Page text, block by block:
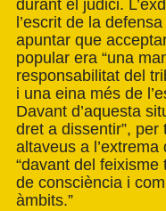
durant el judici.
l’escrit de la
apuntar que
popular era “una
responsabilitat del
i una eina més de
Davant d’aquesta
dret a dissentir”,
altaveus a
“davant del feixisme
de consciència i
àmbits.”